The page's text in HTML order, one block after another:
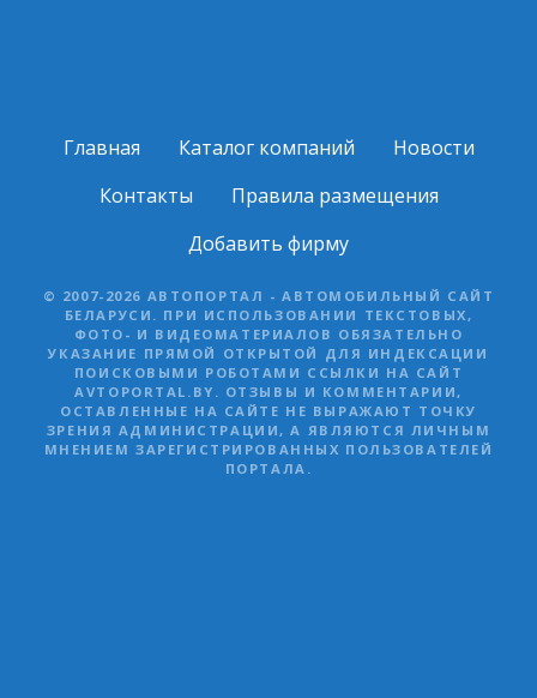
Главная Каталог компаний
Новости
Контакты
Правила размещения
Добавить фирму
© 2007-2026 АВТОПОРТАЛ - АВТОМОБИЛЬНЫЙ САЙТ
БЕЛАРУСИ. ПРИ ИСПОЛЬЗОВАНИИ ТЕКСТОВЫХ,
ФОТО- И ВИДЕОМАТЕРИАЛОВ ОБЯЗАТЕЛЬНО
УКАЗАНИЕ ПРЯМОЙ ОТКРЫТОЙ ДЛЯ ИНДЕКСАЦИИ
ПОИСКОВЫМИ РОБОТАМИ ССЫЛКИ НА САЙТ
AVTOPORTAL.BY. ОТЗЫВЫ И КОММЕНТАРИИ,
ОСТАВЛЕННЫЕ НА САЙТЕ НЕ ВЫРАЖАЮТ ТОЧКУ
ЗРЕНИЯ АДМИНИСТРАЦИИ, А ЯВЛЯЮТСЯ ЛИЧНЫМ
МНЕНИЕМ ЗАРЕГИСТРИРОВАННЫХ ПОЛЬЗОВАТЕЛЕЙ
ПОРТАЛА.